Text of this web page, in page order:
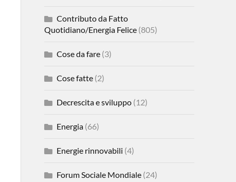
Contributo da Fatto
Quotidiano/Energia Felice(805)
Cose da fare(3)
Cose fatte(2)
Decrescita e sviluppo(12)
Energia(66)
Energie rinnovabili (4)
Forum Sociale Mondiale(24)